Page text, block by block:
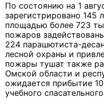
По состоянию на 1
зарегистрировано
площадью более 723
пожаров
224 парашютиста-
лесной охраны и
пожары тушат также
Омской области и
ожидается прибытие
учебного